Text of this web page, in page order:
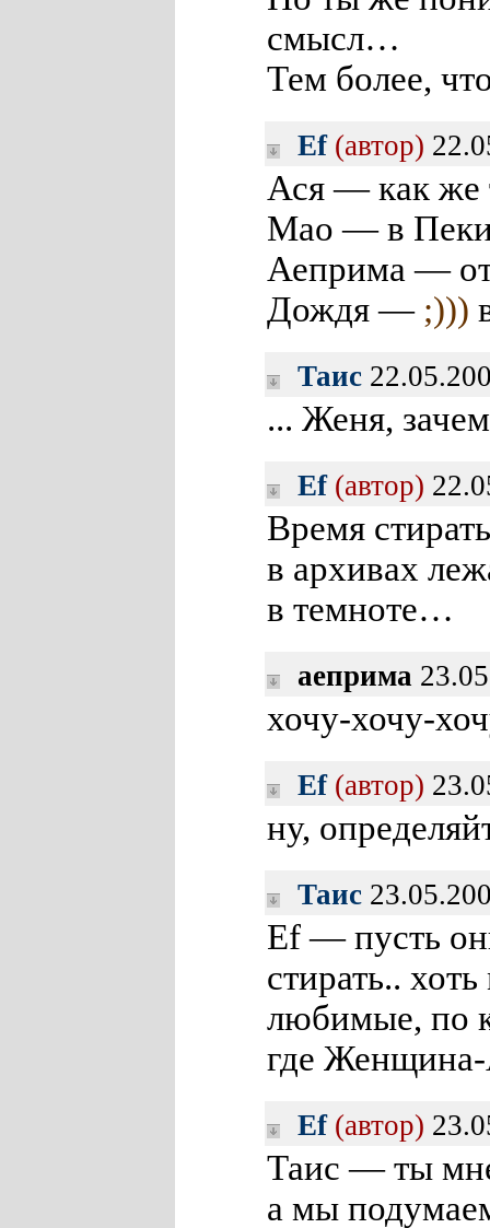
смысл…
Тем более,
Ef (автор)
Ася — как же
Мао — в
Аеприма —
Дождя — ;)))
Таис
... Женя,
Ef (автор)
Время
в архивах
в темноте…
аеприма
хочу-хочу-
Ef (автор)
ну,
Таис
Ef — пусть
стирать..
любимые, по
где
Ef (автор)
Таис — ты
а мы